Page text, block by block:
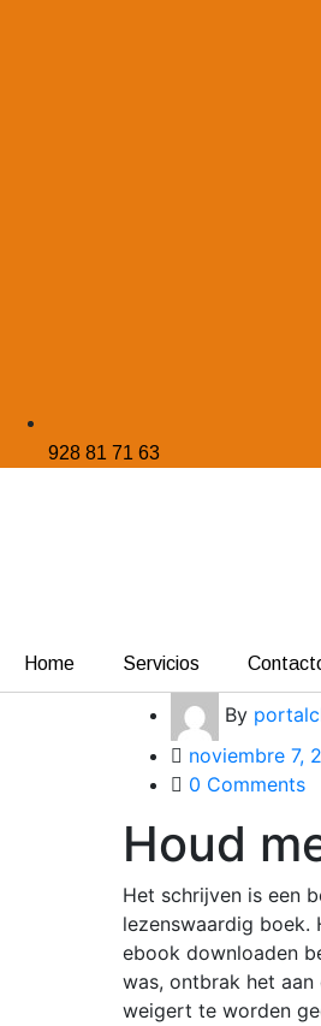
928 81 71 63
Home Servicios
By
noviembre 7,
0 Comments
Houd
Het schrijven is een
lezenswaardig
ebook downloaden
was, ontbrak het
weigert te worden